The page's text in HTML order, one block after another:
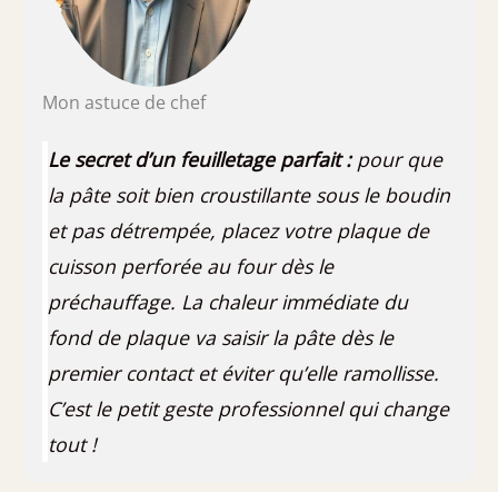
Mon astuce de chef
Le secret d’un feuilletage parfait :pour que
la pâte soit bien croustillante sous le boudin
et pas détrempée, placez votre plaque de
cuisson perforée au four dès le
préchauffage. La chaleur immédiate du
fond de plaque va saisir la pâte dès le
premier contact et éviter qu’elle ramollisse.
C’est le petit geste professionnel qui change
tout !